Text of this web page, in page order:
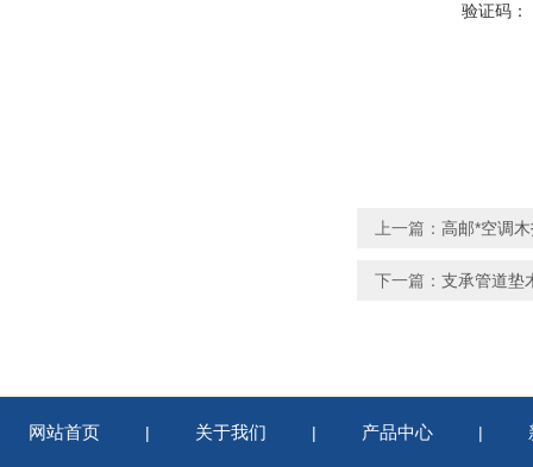
验证码：
上一篇： 高邮*空调
下一篇： 支承管道垫
网站首页 | 关于我们 | 产品中心 |